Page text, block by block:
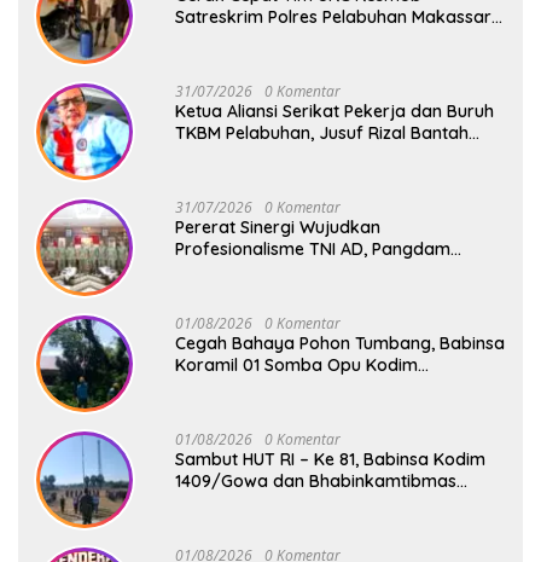
Satreskrim Polres Pelabuhan Makassar
31/07/2026 0 Komentar
Ketua Aliansi Serikat Pekerja dan Buruh
TKBM Pelabuhan, Jusuf Rizal Bantah
31/07/2026 0 Komentar
Pererat Sinergi Wujudkan
Profesionalisme TNI AD, Pangdam
01/08/2026 0 Komentar
Cegah Bahaya Pohon Tumbang, Babinsa
Koramil 01 Somba Opu Kodim
Baddo
01/08/2026 0 Komentar
Sambut HUT RI – Ke 81, Babinsa Kodim
1409/Gowa dan Bhabinkamtibmas
01/08/2026 0 Komentar